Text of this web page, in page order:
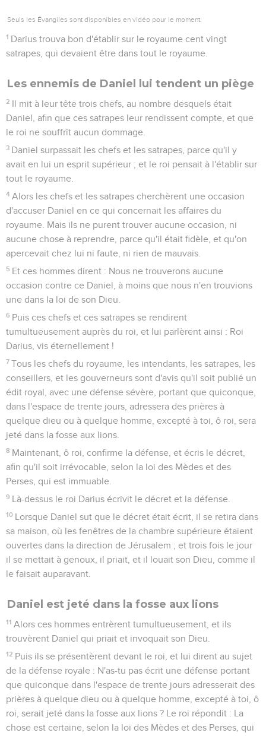
Seuls les Évangiles sont disponibles en vidéo pour le moment.
1 Darius trouva bon d'établir sur le royaume cent vingt
satrapes, qui devaient être dans tout le royaume.
Les ennemis de Daniel lui tendent un piège
2 Il mit à leur tête trois chefs, au nombre desquels était
Daniel, afin que ces satrapes leur rendissent compte, et que
le roi ne souffrît aucun dommage.
3 Daniel surpassait les chefs et les satrapes, parce qu'il y
avait en lui un esprit supérieur ; et le roi pensait à l'établir sur
tout le royaume.
4 Alors les chefs et les satrapes cherchèrent une occasion
d'accuser Daniel en ce qui concernait les affaires du
royaume. Mais ils ne purent trouver aucune occasion, ni
aucune chose à reprendre, parce qu'il était fidèle, et qu'on
apercevait chez lui ni faute, ni rien de mauvais.
5 Et ces hommes dirent : Nous ne trouverons aucune
occasion contre ce Daniel, à moins que nous n'en trouvions
une dans la loi de son Dieu.
6 Puis ces chefs et ces satrapes se rendirent
tumultueusement auprès du roi, et lui parlèrent ainsi : Roi
Darius, vis éternellement !
7 Tous les chefs du royaume, les intendants, les satrapes, les
conseillers, et les gouverneurs sont d'avis qu'il soit publié un
édit royal, avec une défense sévère, portant que quiconque,
dans l'espace de trente jours, adressera des prières à
quelque dieu ou à quelque homme, excepté à toi, ô roi, sera
jeté dans la fosse aux lions.
8 Maintenant, ô roi, confirme la défense, et écris le décret,
afin qu'il soit irrévocable, selon la loi des Mèdes et des
Perses, qui est immuable.
9 Là-dessus le roi Darius écrivit le décret et la défense.
10 Lorsque Daniel sut que le décret était écrit, il se retira dans
sa maison, où les fenêtres de la chambre supérieure étaient
ouvertes dans la direction de Jérusalem ; et trois fois le jour
il se mettait à genoux, il priait, et il louait son Dieu, comme il
le faisait auparavant.
Daniel est jeté dans la fosse aux lions
11 Alors ces hommes entrèrent tumultueusement, et ils
trouvèrent Daniel qui priait et invoquait son Dieu.
12 Puis ils se présentèrent devant le roi, et lui dirent au sujet
de la défense royale : N'as-tu pas écrit une défense portant
que quiconque dans l'espace de trente jours adresserait des
prières à quelque dieu ou à quelque homme, excepté à toi, ô
roi, serait jeté dans la fosse aux lions ? Le roi répondit : La
chose est certaine, selon la loi des Mèdes et des Perses, qui